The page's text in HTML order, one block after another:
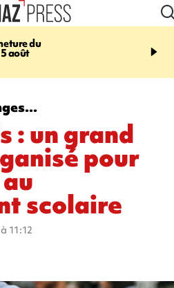
du
août
14:23
massif de migrants, la
: un grand
pour
scolaire
11:12